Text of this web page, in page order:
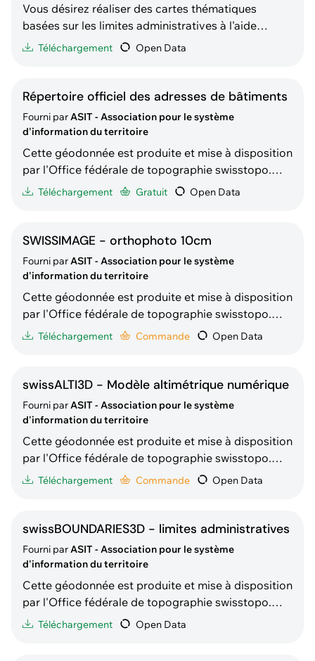
Vous désirez réaliser des cartes thématiques
basées sur les limites administratives à l'aide
d'outils de dessin vectoriel tels qu'Adobe Illustrator
la Suisse et du Liechtenstein au format vectoriel
Téléchargement Open Data
Répertoire officiel des adresses de bâtiments
Fourni parASIT - Association pour le système
d'information du territoire
Cette géodonnée est produite et mise à disposition
par l'Office fédérale de topographie swisstopo.
Elle est redistribuée gratuitement par l'ASIT sous
officiel des adresses de bâtiments contient toutes
Téléchargement Gratuit Open Data
SWISSIMAGE - orthophoto 10cm
Fourni parASIT - Association pour le système
d'information du territoire
Cette géodonnée est produite et mise à disposition
par l'Office fédérale de topographie swisstopo.
Elle est redistribuée gratuitement par l'ASIT sous
membres ASIT exclusivement). Description selon
swisstop
Téléchargement Commande Open Data
swissALTI3D - Modèle altimétrique numérique
Fourni parASIT - Association pour le système
d'information du territoire
Cette géodonnée est produite et mise à disposition
par l'Office fédérale de topographie swisstopo.
Elle est redistribuée gratuitement par l'ASIT sous
membres ASIT exclusivement). Description selon
swissto
Téléchargement Commande Open Data
swissBOUNDARIES3D - limites administratives
Fourni parASIT - Association pour le système
d'information du territoire
Cette géodonnée est produite et mise à disposition
par l'Office fédérale de topographie swisstopo.
Elle est redistribuée gratuitement par l'ASIT sous
Téléchargement Open Data